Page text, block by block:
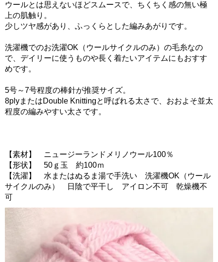
ウールとは思えないほどスムースで、ちくちく感の無い極
上の肌触り。
少しツヤ感があり、ふっくらとした編みあがりです。
洗濯機でのお洗濯OK（ウールサイクルのみ）の毛糸なの
で、デイリーに使うものや長く着たいアイテムにもおすす
めです。
5号～7号程度の棒針が推奨サイズ。
8plyまたはDouble Knittingと呼ばれる太さで、おおよそ並太
程度の編みやすい太さです。
【素材】 ニュージーランドメリノウール100％
【形状】 50ｇ玉 約100ｍ
【洗濯】 水またはぬるま湯で手洗い 洗濯機OK（ウール
サイクルのみ） 日陰で平干し アイロン不可 乾燥機不
可